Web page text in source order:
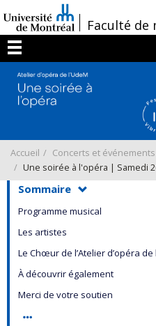
au
contenu
/Faculté de
Menu
Accueil Concerts et événements
Une soirée à l'opéra | Samedi
Sommaire
Programme musical
Les artistes
Le Chœur de l’Atelier d’opéra de
À découvrir également
Merci de votre soutien